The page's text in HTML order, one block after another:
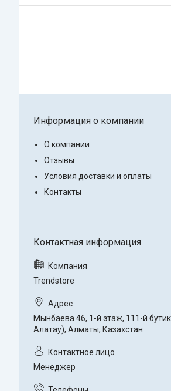
Информация о компании
О компании
Отзывы
Условия доставки и оплаты
Контакты
Trendstore
Мынбаева 46, 1-й этаж, 111-й
Алатау), Алматы, Казахстан
Менеджер